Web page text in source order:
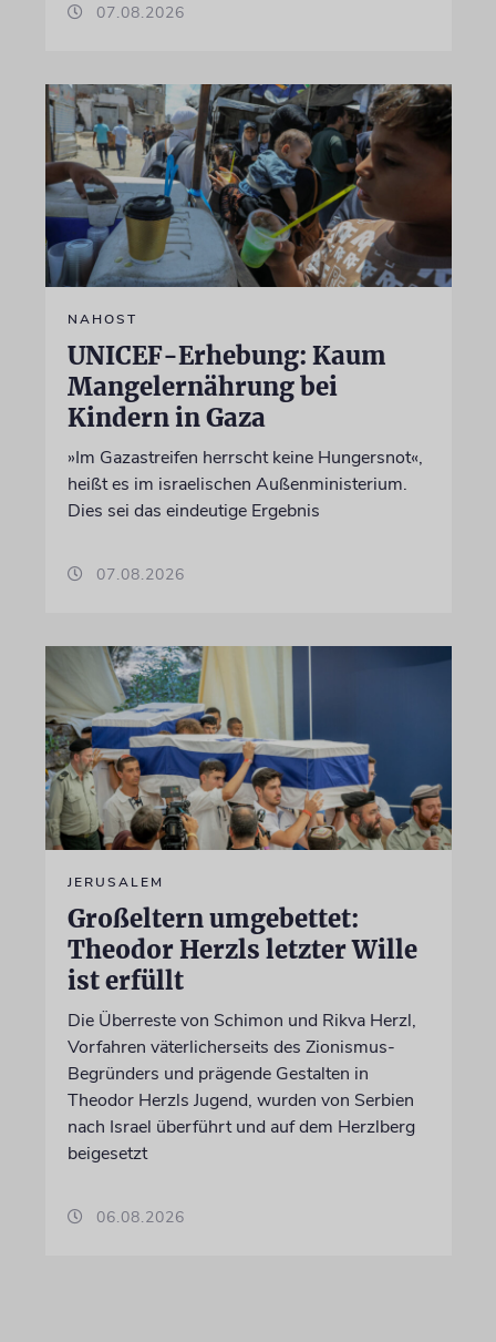
07.08.2026
NAHOST
UNICEF-Erhebung: Kaum
Mangelernährung bei
Kindern in Gaza
»Im Gazastreifen herrscht keine Hungersnot«,
heißt es im israelischen Außenministerium.
Dies sei das eindeutige Ergebnis
07.08.2026
JERUSALEM
Großeltern umgebettet:
Theodor Herzls letzter Wille
ist erfüllt
Die Überreste von Schimon und Rikva Herzl,
Vorfahren väterlicherseits des Zionismus-
Begründers und prägende Gestalten in
Theodor Herzls Jugend, wurden von Serbien
nach Israel überführt und auf dem Herzlberg
beigesetzt
06.08.2026